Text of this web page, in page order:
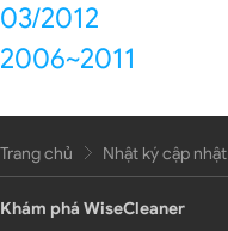
03/2012
2006~2011
Trang chủ Nhật ký cập nhật
Khám phá WiseCleaner